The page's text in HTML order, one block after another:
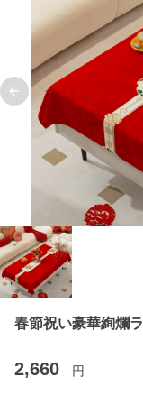
Previous slide
春節祝い豪華絢爛
2,660 円